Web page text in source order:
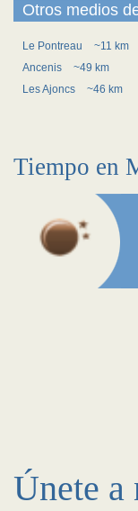
Otros medios
Le Pontreau
~11 km
Ancenis
~49 km
Les Ajoncs
~46 km
Tiempo en
Únete a